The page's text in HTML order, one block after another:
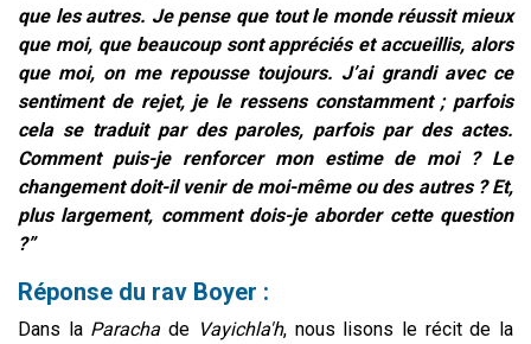
que les autres. Je pense que tout le monde réussit mieux
que moi, que beaucoup sont appréciés et accueillis, alors
que moi, on me repousse toujours. J’ai grandi avec ce
sentiment de rejet, je le ressens constamment ; parfois
cela se traduit par des paroles, parfois par des actes.
Comment puis-je renforcer mon estime de moi ? Le
changement doit-il venir de moi-même ou des autres ? Et,
plus largement, comment dois-je aborder cette question
?”
Réponse du rav Boyer :
Dans la Paracha de Vayichla'h, nous lisons le récit de la